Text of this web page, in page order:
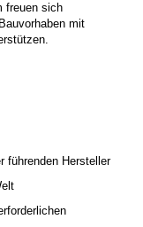
freuen sich
mit
führenden Hersteller